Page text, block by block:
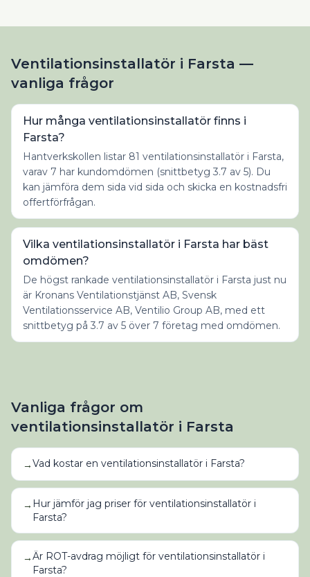
Ventilationsinstallatör i Farsta —
vanliga frågor
Hur många ventilationsinstallatör finns i
Farsta?
Hantverkskollen listar 81 ventilationsinstallatör i Farsta,
varav 7 har kundomdömen (snittbetyg 3.7 av 5). Du
kan jämföra dem sida vid sida och skicka en kostnadsfri
offertförfrågan.
Vilka ventilationsinstallatör i Farsta har bäst
omdömen?
De högst rankade ventilationsinstallatör i Farsta just nu
är Kronans Ventilationstjänst AB, Svensk
Ventilationsservice AB, Ventilio Group AB, med ett
snittbetyg på 3.7 av 5 över 7 företag med omdömen.
Vanliga frågor om
ventilationsinstallatör i Farsta
→Vad kostar en ventilationsinstallatör i Farsta?
→ Hur jämför jag priser för ventilationsinstallatör i
Farsta?
→Är ROT-avdrag möjligt för ventilationsinstallatör i
Farsta?